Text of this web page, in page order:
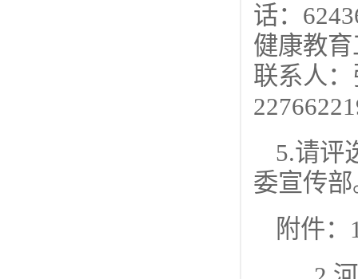
话：
健康教
联系人
5.请评
委宣传部
附件